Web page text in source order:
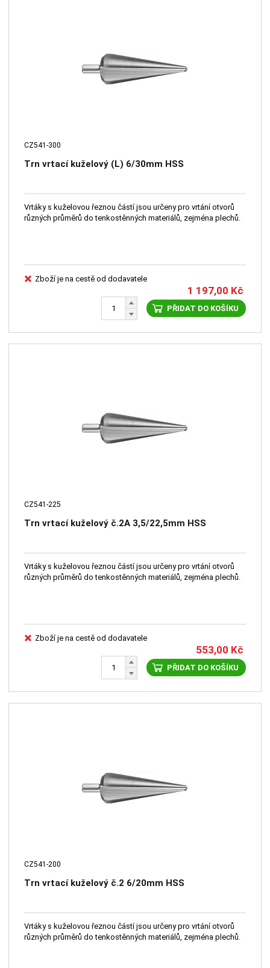
CZ541-300
Trn vrtací kuželový (L) 6/30mm HSS
Vrtáky s kuželovou řeznou částí jsou určeny pro vrtání otvorů
různých průměrů do tenkostěnných materiálů, zejména plechů.
Zboží je na cestě od dodavatele
1 197,00 Kč
PŘIDAT DO KOŠÍKU
CZ541-225
Trn vrtací kuželový č.2A 3,5/22,5mm HSS
Vrtáky s kuželovou řeznou částí jsou určeny pro vrtání otvorů
různých průměrů do tenkostěnných materiálů, zejména plechů.
Zboží je na cestě od dodavatele
553,00 Kč
PŘIDAT DO KOŠÍKU
CZ541-200
Trn vrtací kuželový č.2 6/20mm HSS
Vrtáky s kuželovou řeznou částí jsou určeny pro vrtání otvorů
různých průměrů do tenkostěnných materiálů, zejména plechů.